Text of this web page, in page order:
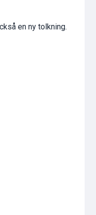
en ny tolkning.